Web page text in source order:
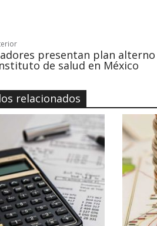
presentan plan alterno
de salud en México
relacionados